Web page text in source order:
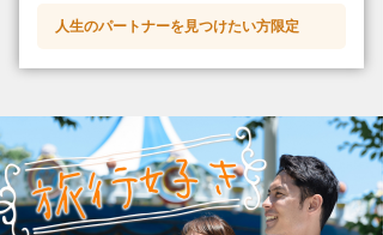
人生のパートナーを見つけたい方限定